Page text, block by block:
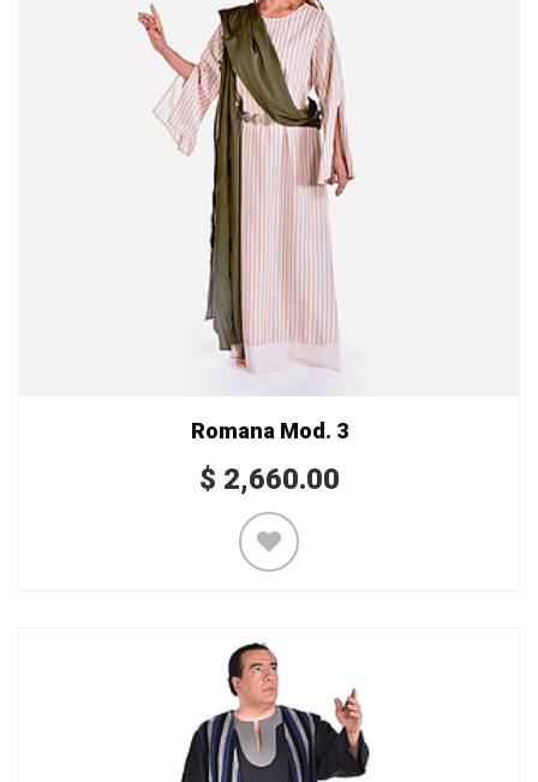
Romana Mod. 3
$ 2,660.00